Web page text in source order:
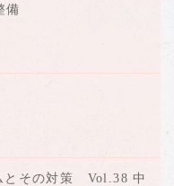
備
とその対策 Vol.38 中